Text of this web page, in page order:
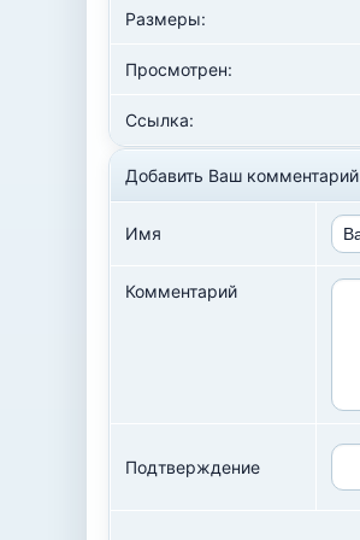
Размеры:
Просмотрен:
Ссылка:
Добавить Ваш комментарий
Имя
Комментарий
Подтверждение